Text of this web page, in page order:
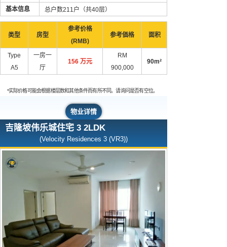
基本信息
总户数211户（共40层）
类型 房型
参考价格
(RMB)
参考価格 面积
Type
A5
一房一
厅
156 万元
RM
900,000
90m²
*实际价格可能会根据楼层数和其他条件而有所不同。请询问是否有空位。
物业详情
吉隆坡伟乐城住宅 3 2LDK
(Velocity Residences 3 (VR3))